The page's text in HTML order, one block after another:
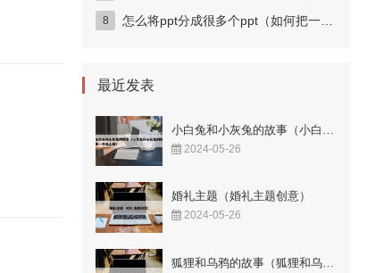
怎么将ppt分成很多个ppt（如何把一个ppt分成多个）
最近发表
小白兔和小灰兔的故事（小白兔和小灰兔的故事一年级上册）
2024-05-26
婚礼主题（婚礼主题创意）
2024-05-26